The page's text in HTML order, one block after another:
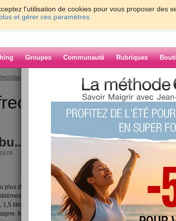
l'utilisation de cookies pour vous proposer des
et gérer ces paramètres.
Groupes Communauté Rubriques
> J'ai trop bu.....d'eau ;o)
;o)
plus d'eau. Résultat au lieu de perdre du poids, j'ai
de reins. Mon médecin m'a dit que selon une
litre par jours c'est trop et on se démineralise. Bref,
Mes reins sont "fatigués". Donc attention les filles.